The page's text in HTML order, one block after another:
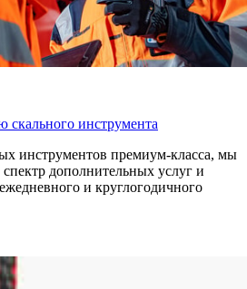
инструмента
инструментов премиум-класса, мы
дополнительных услуг и
и круглогодичного